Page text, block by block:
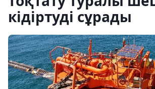
кідіртуді сұрады